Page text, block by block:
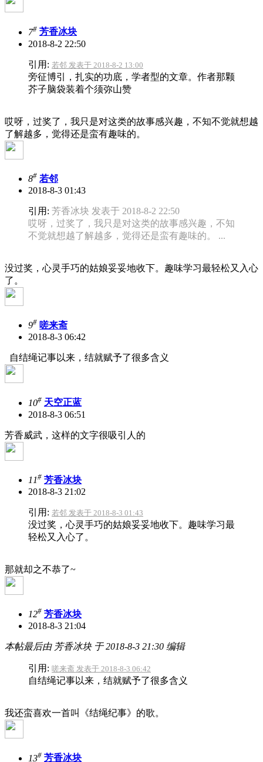
7# 芳香冰块
2018-8-2 22:50
引用: 若邻 发表于 2018-8-2 13:00
旁征博引，扎实的功底，学者型的文章。作者那颗
芥子脑袋装着个须弥山赞
哎呀，过奖了，我只是对这类的故事感兴趣，不知不觉就想越
了解越多，觉得还是蛮有趣味的。
8# 若邻
2018-8-3 01:43
引用: 芳香冰块 发表于 2018-8-2 22:50
哎呀，过奖了，我只是对这类的故事感兴趣，不知
不觉就想越了解越多，觉得还是蛮有趣味的。 ...
没过奖，心灵手巧的姑娘妥妥地收下。趣味学习最轻松又入心
了。
9# 嗟来斋
2018-8-3 06:42
自结绳记事以来，结就赋予了很多含义
10# 天空正蓝
2018-8-3 06:51
芳香威武，这样的文字很吸引人的
11# 芳香冰块
2018-8-3 21:02
引用: 若邻 发表于 2018-8-3 01:43
没过奖，心灵手巧的姑娘妥妥地收下。趣味学习最
轻松又入心了。
那就却之不恭了~
12# 芳香冰块
2018-8-3 21:04
本帖最后由 芳香冰块 于 2018-8-3 21:30 编辑
引用: 嗟来斋 发表于 2018-8-3 06:42
自结绳记事以来，结就赋予了很多含义
我还蛮喜欢一首叫《结绳纪事》的歌。
13# 芳香冰块